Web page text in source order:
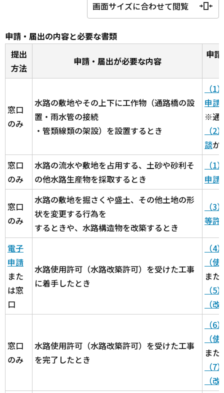
画面サイズに合わせて閲覧
申請・届出の内容と必要な書類
提出
方法
申請・届出が必要な内容
申
窓口
のみ
水路の敷地やその上下に工作物（通路橋の設
置・雨水管の接続
・管類線類の架設）を設置するとき
（1
申請
※通
（2
談か
窓口
のみ
水路の流水や敷地を占用する、土砂や砂利そ
の他水路生産物を採取するとき
（1
申請
窓口
のみ
水路の敷地を掘さくや盛土、その他土地の形
状を変更する行為を
するときや、水路構造物を改築するとき
（3
等許
電子
申請
また
は窓
口
水路使用許可（水路改築許可）を受けた工事
に着手したとき
（4
（
また
（5
（
窓口
のみ
水路使用許可（水路改築許可）を受けた工事
を完了したとき
（6
（
また
（7
（